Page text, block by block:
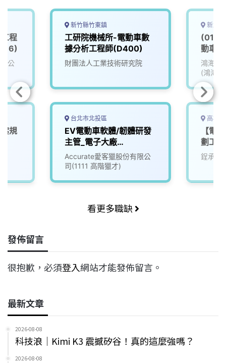
程
公
規
新竹縣竹東鎮
工研院機械所-電動車數
據分析工程師(D400)
財團法人工業技術研究院
台北市北投區
EV電動車軟體/韌體研發
主管_電子大廠
(3010018)
Accurate愛客獵股份有限公
司(1111 高階獵才)
新北
(01)
動車
(EV)
鴻海精
(鴻海)
高雄
【電
劃工
鋥承股
看更多職缺
發佈留言
很抱歉，必須登入網站才能發佈留言。
最新文章
2026-08-08
科技浪｜Kimi K3 震撼矽谷！真的這麼強嗎？
2026-08-08